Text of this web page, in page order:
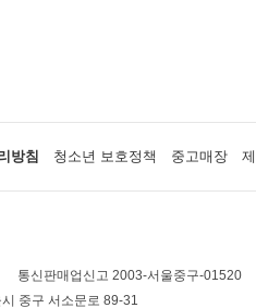
방침 청소년 보호정책 중고매장
통신판매업신고 2003-서울중구-01520
중구 서소문로 89-31